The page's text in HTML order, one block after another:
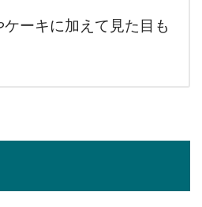
ケーキに加えて見た目も